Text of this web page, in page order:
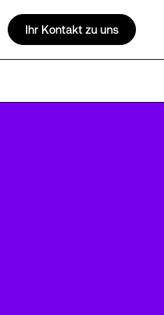
Ihr Kontakt zu uns